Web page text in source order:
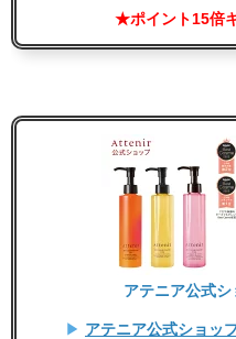
★ポイント15倍
アテニア公式
▶ アテニア公式ショッ